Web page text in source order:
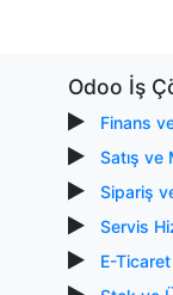
Odoo İş
Finans
Satış ve
Sipariş
Servis
E-